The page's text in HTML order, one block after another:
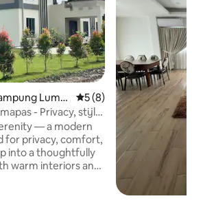
Luma
Gemiddelde beoordeling
5 (8)
- Privacy, stijl
— a modern
for privacy, comfort,
warm interiors and